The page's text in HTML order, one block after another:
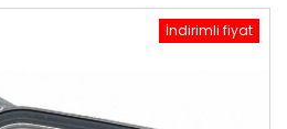
İndirimli fiyat